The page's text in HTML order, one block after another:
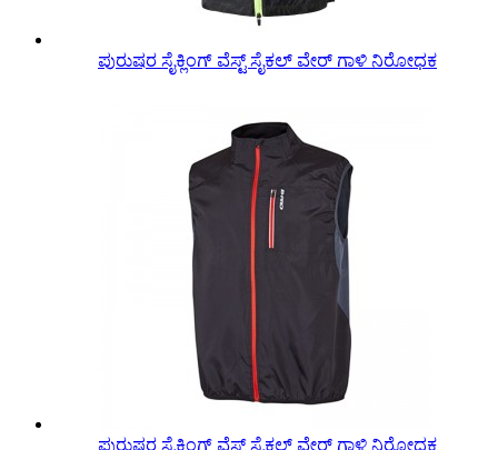
ಪುರುಷರ ಸೈಕ್ಲಿಂಗ್ ವೆಸ್ಟ್ ಸೈಕಲ್ ವೇರ್ ಗಾಳಿ ನಿರೋಧಕ
ಪುರುಷರ ಸೈಕ್ಲಿಂಗ್ ವೆಸ್ಟ್ ಸೈಕಲ್ ವೇರ್ ಗಾಳಿ ನಿರೋಧಕ